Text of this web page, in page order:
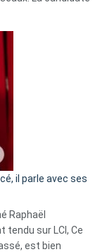
il parle avec ses
Raphaël
tendu sur LCI, Ce
est bien